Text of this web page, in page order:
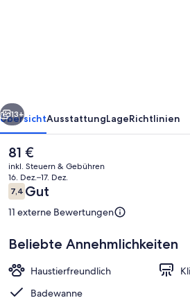
Weiter
13+
ÜbersichtAusstattungLageRichtlinien
Der
aktuelle
Preis
beträgt
81 €.
81 €
inkl. Steuern & Gebühren
16. Dez.–17. Dez.
Bewertungen
7,47,4 von 10.
Gut
11 externe Bewertungen
Beliebte Annehmlichkeiten
Haustierfreundlich
Badewanne